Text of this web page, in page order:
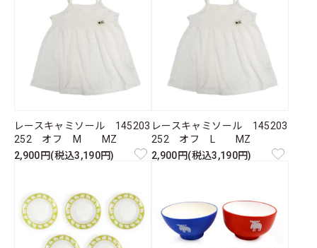
レースキャミソール 145203
252 オフ M MZ
2,900円(税込3,190円)
レースキャミソール 145203
252 オフ L MZ
2,900円(税込3,190円)